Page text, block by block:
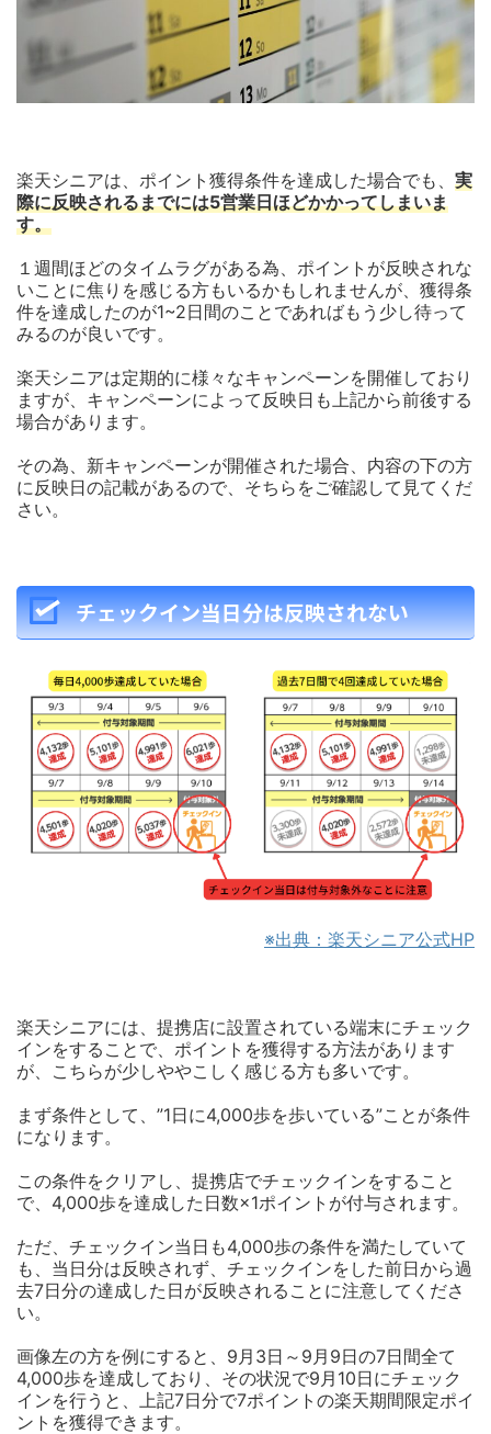
楽天シニアは、ポイント獲得条件を達成した場合でも、 実
際に反映されるまでには5営業日ほどかかってしまいま
す。
１週間ほどのタイムラグがある為、ポイントが反映されな
いことに焦りを感じる方もいるかもしれませんが、獲得条
件を達成したのが1~2日間のことであればもう少し待って
みるのが良いです。
楽天シニアは定期的に様々なキャンペーンを開催しており
ますが、キャンペーンによって反映日も上記から前後する
場合があります。
その為、新キャンペーンが開催された場合、内容の下の方
に反映日の記載があるので、そちらをご確認して見てくだ
さい。
チェックイン当日分は反映されない
※出典：楽天シニア公式HP
楽天シニアには、提携店に設置されている端末にチェック
インをすることで、ポイントを獲得する方法があります
が、こちらが少しややこしく感じる方も多いです。
まず条件として、”1日に4,000歩を歩いている”ことが条件
になります。
この条件をクリアし、提携店でチェックインをすること
で、4,000歩を達成した日数×1ポイントが付与されます。
ただ、チェックイン当日も4,000歩の条件を満たしていて
も、当日分は反映されず、チェックインをした前日から過
去7日分の達成した日が反映されることに注意してくださ
い。
画像左の方を例にすると、9月3日～9月9日の7日間全て
4,000歩を達成しており、その状況で9月10日にチェック
インを行うと、上記7日分で7ポイントの楽天期間限定ポイ
ントを獲得できます。